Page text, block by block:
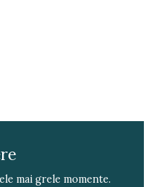
mai grele momente.